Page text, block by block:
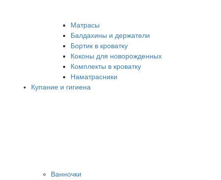
Матрасы
Балдахины и держатели
Бортик в кроватку
Коконы для новорожденных
Комплекты в кроватку
Наматрасники
Купание и гигиена
Ванночки